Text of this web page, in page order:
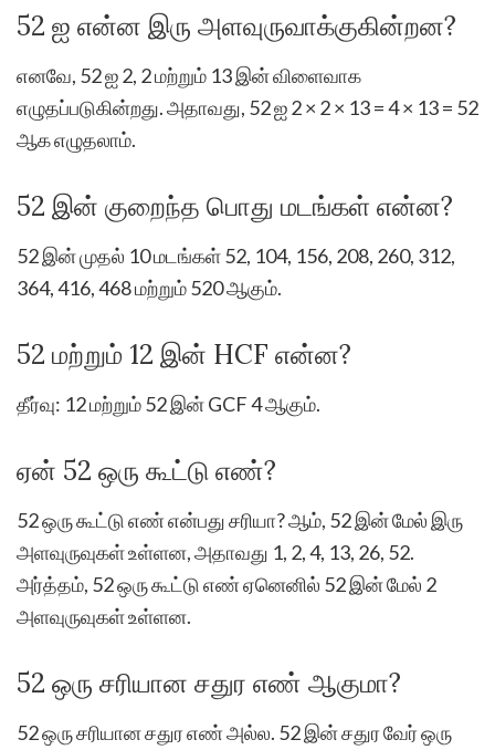
52 ஐ என்ன இரு அளவுருவாக்குகின்றன?
எனவே, 52 ஐ 2, 2 மற்றும் 13 இன் விளைவாக
எழுதப்படுகின்றது. அதாவது, 52 ஐ 2 × 2 × 13 = 4 × 13 = 52
ஆக எழுதலாம்.
52 இன் குறைந்த பொது மடங்கள் என்ன?
52 இன் முதல் 10 மடங்கள் 52, 104, 156, 208, 260, 312,
364, 416, 468 மற்றும் 520 ஆகும்.
52 மற்றும் 12 இன் HCF என்ன?
தீர்வு: 12 மற்றும் 52 இன் GCF 4 ஆகும்.
ஏன் 52 ஒரு கூட்டு எண்?
52 ஒரு கூட்டு எண் என்பது சரியா? ஆம், 52 இன் மேல் இரு
அளவுருவுகள் உள்ளன, அதாவது 1, 2, 4, 13, 26, 52.
அர்த்தம், 52 ஒரு கூட்டு எண் ஏனெனில் 52 இன் மேல் 2
அளவுருவுகள் உள்ளன.
52 ஒரு சரியான சதுர எண் ஆகுமா?
52 ஒரு சரியான சதுர எண் அல்ல. 52 இன் சதுர வேர் ஒரு